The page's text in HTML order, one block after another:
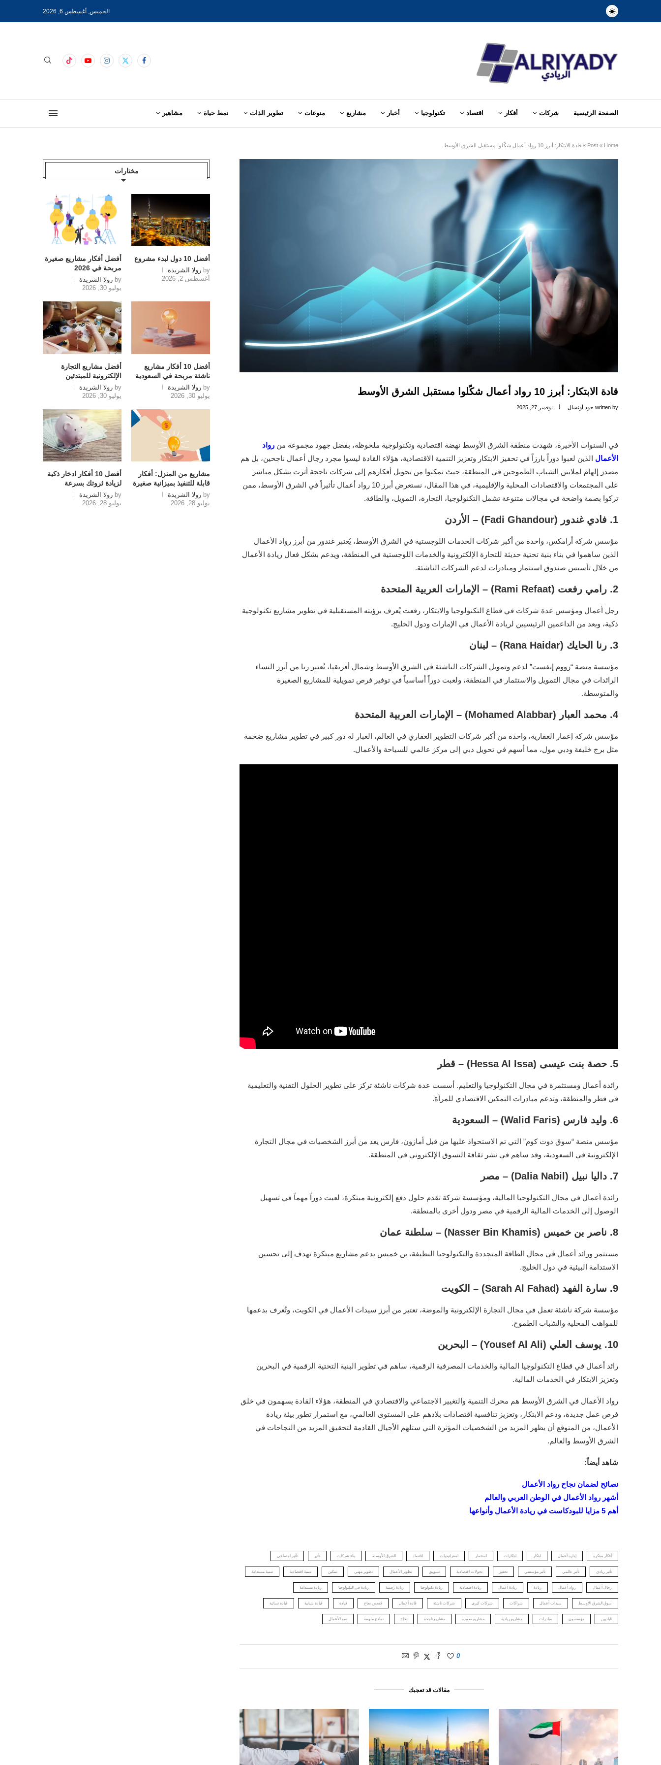
الخميس, أغسطس 6, 2026
الصفحة الرئيسية شركات أفكار اقتصاد تكنولوجيا أخبار مشاريع منوعات تطوير الذات نمط حياة مشاهير
Home
»
Post
» قادة الابتكار: أبرز 10 رواد أعمال شكّلوا مستقبل الشرق الأوسط
قادة الابتكار: أبرز 10 رواد أعمال شكّلوا مستقبل الشرق الأوسط
written by جود أونسال نوفمبر 27, 2025
في السنوات الأخيرة، شهدت منطقة الشرق الأوسط نهضة اقتصادية وتكنولوجية ملحوظة، بفضل جهود مجموعة من رواد
الأعمال الذين لعبوا دوراً بارزاً في تحفيز الابتكار وتعزيز التنمية الاقتصادية، هؤلاء القادة ليسوا مجرد رجال أعمال ناجحين، بل هم
مصدر إلهام لملايين الشباب الطموحين في المنطقة، حيث تمكنوا من تحويل أفكارهم إلى شركات ناجحة أثرت بشكل مباشر
على المجتمعات والاقتصادات المحلية والإقليمية، في هذا المقال، نستعرض أبرز 10 رواد أعمال تأثيراً في الشرق الأوسط، ممن
تركوا بصمة واضحة في مجالات متنوعة تشمل التكنولوجيا، التجارة، التمويل، والطاقة.
1. فادي غندور (Fadi Ghandour) – الأردن
مؤسس شركة أرامكس، واحدة من أكبر شركات الخدمات اللوجستية في الشرق الأوسط، يُعتبر غندور من أبرز رواد الأعمال
الذين ساهموا في بناء بنية تحتية حديثة للتجارة الإلكترونية والخدمات اللوجستية في المنطقة، ويدعم بشكل فعال ريادة الأعمال
من خلال تأسيس صندوق استثمار ومبادرات لدعم الشركات الناشئة.
2. رامي رفعت (Rami Refaat) – الإمارات العربية المتحدة
رجل أعمال ومؤسس عدة شركات في قطاع التكنولوجيا والابتكار، رفعت يُعرف برؤيته المستقبلية في تطوير مشاريع تكنولوجية
ذكية، ويعد من الداعمين الرئيسيين لريادة الأعمال في الإمارات ودول الخليج.
3. رنا الحايك (Rana Haidar) – لبنان
مؤسسة منصة “زووم إنفست” لدعم وتمويل الشركات الناشئة في الشرق الأوسط وشمال أفريقيا، تُعتبر رنا من أبرز النساء
الرائدات في مجال التمويل والاستثمار في المنطقة، ولعبت دوراً أساسياً في توفير فرص تمويلية للمشاريع الصغيرة
والمتوسطة.
4. محمد العبار (Mohamed Alabbar) – الإمارات العربية المتحدة
مؤسس شركة إعمار العقارية، واحدة من أكبر شركات التطوير العقاري في العالم، العبار له دور كبير في تطوير مشاريع ضخمة
مثل برج خليفة ودبي مول، مما أسهم في تحويل دبي إلى مركز عالمي للسياحة والأعمال.
5. حصة بنت عيسى (Hessa Al Issa) – قطر
رائدة أعمال ومستثمرة في مجال التكنولوجيا والتعليم. أسست عدة شركات ناشئة تركز على تطوير الحلول التقنية والتعليمية
في قطر والمنطقة، وتدعم مبادرات التمكين الاقتصادي للمرأة.
6. وليد فارس (Walid Faris) – السعودية
مؤسس منصة “سوق دوت كوم” التي تم الاستحواذ عليها من قبل أمازون، فارس يعد من أبرز الشخصيات في مجال التجارة
الإلكترونية في السعودية، وقد ساهم في نشر ثقافة التسوق الإلكتروني في المنطقة.
7. داليا نبيل (Dalia Nabil) – مصر
رائدة أعمال في مجال التكنولوجيا المالية، ومؤسسة شركة تقدم حلول دفع إلكترونية مبتكرة، لعبت دوراً مهماً في تسهيل
الوصول إلى الخدمات المالية الرقمية في مصر ودول أخرى بالمنطقة.
8. ناصر بن خميس (Nasser Bin Khamis) – سلطنة عمان
مستثمر ورائد أعمال في مجال الطاقة المتجددة والتكنولوجيا النظيفة، بن خميس يدعم مشاريع مبتكرة تهدف إلى تحسين
الاستدامة البيئية في دول الخليج.
9. سارة الفهد (Sarah Al Fahad) – الكويت
مؤسسة شركة ناشئة تعمل في مجال التجارة الإلكترونية والموضة، تعتبر من أبرز سيدات الأعمال في الكويت، وتُعرف بدعمها
للمواهب المحلية والشباب الطموح.
10. يوسف العلي (Yousef Al Ali) – البحرين
رائد أعمال في قطاع التكنولوجيا المالية والخدمات المصرفية الرقمية، ساهم في تطوير البنية التحتية الرقمية في البحرين
وتعزيز الابتكار في الخدمات المالية.
رواد الأعمال في الشرق الأوسط هم محرك التنمية والتغيير الاجتماعي والاقتصادي في المنطقة، هؤلاء القادة يسهمون في خلق
فرص عمل جديدة، ودعم الابتكار، وتعزيز تنافسية اقتصادات بلادهم على المستوى العالمي، مع استمرار تطور بيئة ريادة
الأعمال، من المتوقع أن يظهر المزيد من الشخصيات المؤثرة التي ستلهم الأجيال القادمة لتحقيق المزيد من النجاحات في
الشرق الأوسط والعالم.
شاهد أيضاً:
نصائح لضمان نجاح رواد الأعمال
أشهر رواد الأعمال في الوطن العربي والعالم
أهم 5 مزايا للبودكاست في ريادة الأعمال وأنواعها
أفكار مبتكرة إدارة أعمال ابتكار ابتكارات استثمار استراتيجيات اقتصاد الشرق الأوسط بناء شركات تأثير تأثير اجتماعي
تأثير ريادي تأثير عالمي تأثير مؤسسي تحفيز تحولات اقتصادية تسويق تطوير الأعمال تطوير مهني تمكين تنمية اقتصادية تنمية مستدامة
رجال أعمال رواد أعمال ريادة ريادة أعمال ريادة اقتصادية ريادة تكنولوجيا ريادة رقمية ريادة في التكنولوجيا ريادة مستدامة
سوق الشرق الأوسط سيدات أعمال شراكات شركات كبرى شركات ناشئة قادة أعمال قصص نجاح قيادة قيادة شبابية قيادة نسائية
قياديين مؤسسون مبادرات مشاريع ريادية مشاريع صغيرة مشاريع ناجحة نجاح نماذج ملهمة نمو الأعمال
0
مقالات قد تعجبك
مختارات
أفضل 10 دول لبدء مشروع
by رولا الشريدة
أغسطس 2, 2026
أفضل أفكار مشاريع صغيرة
مربحة في 2026
by رولا الشريدة
يوليو 30, 2026
أفضل 10 أفكار مشاريع
ناشئة مربحة في السعودية
by رولا الشريدة
يوليو 30, 2026
أفضل مشاريع التجارة
الإلكترونية للمبتدئين
by رولا الشريدة
يوليو 30, 2026
مشاريع من المنزل: أفكار
قابلة للتنفيذ بميزانية صغيرة
by رولا الشريدة
يوليو 28, 2026
أفضل 10 أفكار ادخار ذكية
لزيادة ثروتك بسرعة
by رولا الشريدة
يوليو 28, 2026